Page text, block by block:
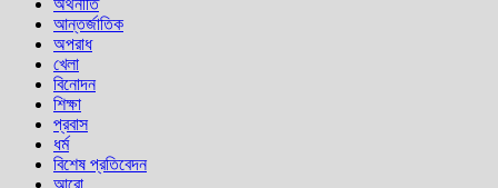
অর্থনীতি
আন্তর্জাতিক
অপরাধ
খেলা
বিনোদন
শিক্ষা
প্রবাস
ধর্ম
বিশেষ প্রতিবেদন
আরো